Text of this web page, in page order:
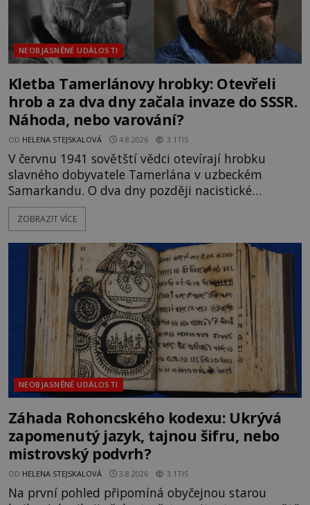
NEOBJASNĚNÉ UDÁLOSTI
Kletba Tamerlánovy hrobky: Otevřeli
hrob a za dva dny začala invaze do SSSR.
Náhoda, nebo varování?
OD HELENA STEJSKALOVÁ 4.8.2026 3.1TIS
V červnu 1941 sovětští vědci otevírají hrobku
slavného dobyvatele Tamerlána v uzbeckém
Samarkandu. O dva dny později nacistické
Německo zahajuje operaci Barbarossa a napadá
Sovětský svaz. Shoda dat je natolik zarážející, že se
na legendě něco pravdy, nebo jde jen o fascinující
souhru okolností? Když antropolog Michail
Gerasimov (1907-1970) a
ZOBRAZIT VÍCE
NEOBJASNĚNÉ UDÁLOSTI
Záhada Rohoncského kodexu: Ukrývá
zapomenutý jazyk, tajnou šifru, nebo
mistrovský podvrh?
OD HELENA STEJSKALOVÁ 3.8.2026 3.1TIS
Na první pohled připomíná obyčejnou starou